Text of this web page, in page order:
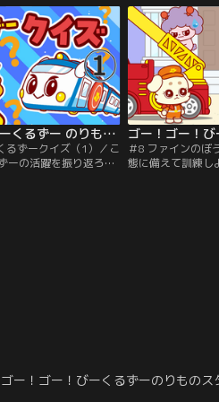
ゴー！ゴー！びーくるずー のりものスター編 総集編（2）
るずークイズ（1）／こ
ーの活躍を振り返ろ
＃8 ファインのぼ
態に備えて訓練し
ゴー！ゴー！びーくるずーのりものス